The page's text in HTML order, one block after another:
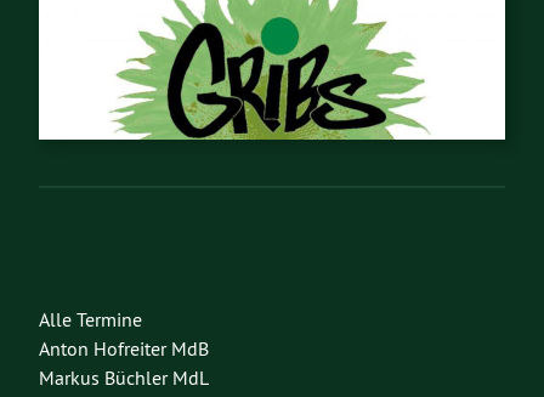
Alle Termine
Anton Hofreiter MdB
Markus Büchler MdL